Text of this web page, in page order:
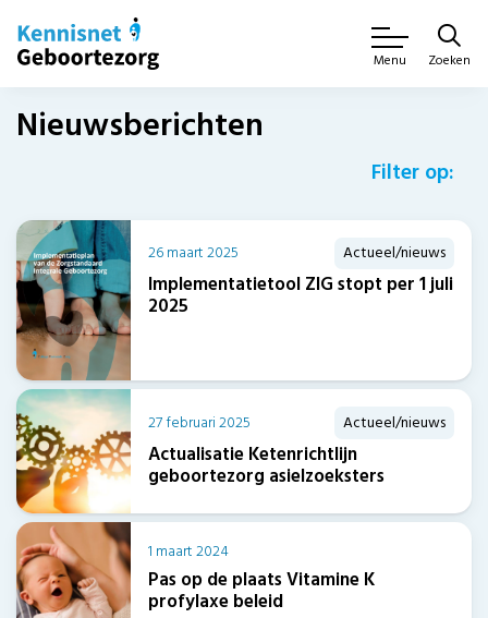
Menu Zoeken
Nieuwsberichten
Filter op:
26 maart 2025 Actueel/nieuws
Implementatietool ZIG stopt per 1 juli
2025
27 februari 2025 Actueel/nieuws
Actualisatie Ketenrichtlijn
geboortezorg asielzoeksters
1 maart 2024
Pas op de plaats Vitamine K
profylaxe beleid